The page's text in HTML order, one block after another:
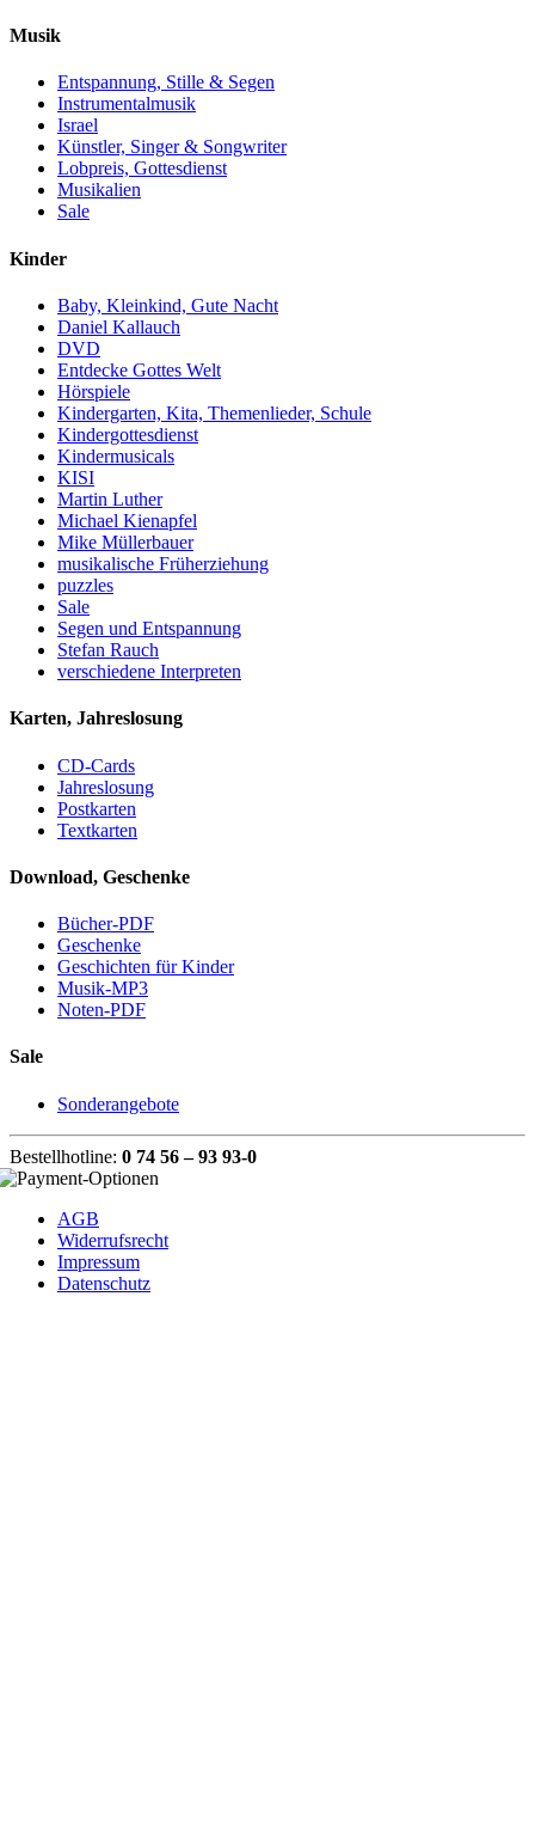
Musik
Entspannung, Stille & Segen
Instrumentalmusik
Israel
Künstler, Singer & Songwriter
Lobpreis, Gottesdienst
Musikalien
Sale
Kinder
Baby, Kleinkind, Gute Nacht
Daniel Kallauch
DVD
Entdecke Gottes Welt
Hörspiele
Kindergarten, Kita, Themenlieder, Schule
Kindergottesdienst
Kindermusicals
KISI
Martin Luther
Michael Kienapfel
Mike Müllerbauer
musikalische Früherziehung
puzzles
Sale
Segen und Entspannung
Stefan Rauch
verschiedene Interpreten
Karten, Jahreslosung
CD-Cards
Jahreslosung
Postkarten
Textkarten
Download, Geschenke
Bücher-PDF
Geschenke
Geschichten für Kinder
Musik-MP3
Noten-PDF
Sale
Sonderangebote
Bestellhotline: 0 74 56 – 93 93-0
AGB
Widerrufsrecht
Impressum
Datenschutz